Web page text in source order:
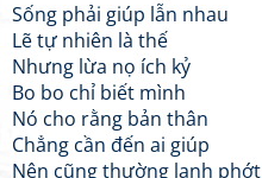
Sống phải giúp lẫn nhau
Lẽ tự nhiên là thế
Nhưng lừa nọ ích kỷ
Bo bo chỉ biết mình
Nó cho rằng bản thân
Chẳng cần đến ai giúp
Nên cũng thường lạnh phớt